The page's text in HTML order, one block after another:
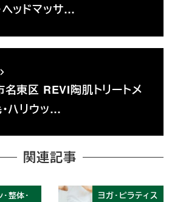
ヘッドマッサ…
名東区 REVI陶肌トリートメ
・ハリウッ…
関連記事
整体・
ヨガ・ピラティス